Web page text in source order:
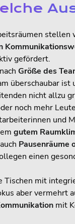
gefördert.
Größe des
überschaubar
nicht allzu
noch mehr
gutem
Pausenräume
einen
Tischen mit
aber vermehrt
mit